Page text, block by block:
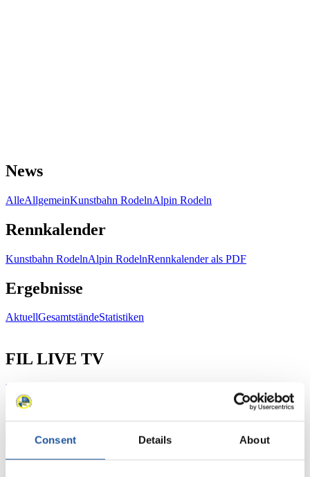
Consent Details About
News
AlleAllgemeinKunstbahn RodelnAlpin Rodeln
Rennkalender
Kunstbahn RodelnAlpin RodelnRennkalender als PDF
Ergebnisse
AktuellGesamtständeStatistiken
FIL LIVE TV
Live Streaming
Rodeln
Ergebnis-Live-Ticker Kunstbahn
Tippspiel